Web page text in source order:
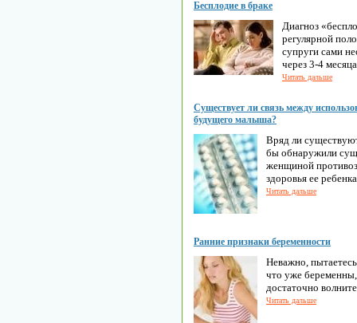
Бесплодие в браке
Диагноз
регулярной
супруги сами
через 3-4
Читать дальше
Существует ли связь между
будущего малыша?
Вряд ли
бы обнаружили
женщиной
здоровья ее
Читать дальше
Ранние признаки беременности
Неважно,
что уже
достаточно
Читать дальше